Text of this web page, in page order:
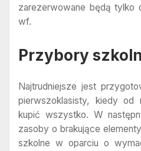
zarezerwowane będą tylko
wf.
Przybory
Najtrudniejsze jest
pierwszoklasisty, kiedy
kupić wszystko. W
zasoby o brakujące
szkolne w oparciu o